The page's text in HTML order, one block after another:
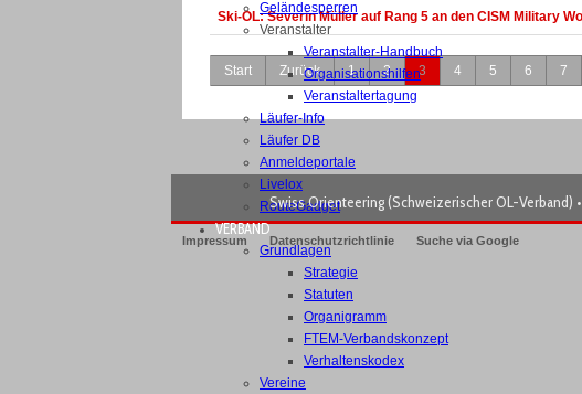
Geländesperren
Veranstalter
Veranstalter-Handbuch
Organisationshilfen
Veranstaltertagung
Läufer-Info
Läufer DB
Anmeldeportale
Livelox
RouteGadget
VERBAND
Grundlagen
Strategie
Statuten
Organigramm
FTEM-Verbandskonzept
Verhaltenskodex
Vereine
Ski-OL: Severin Müller auf Rang 5 an den CISM Military
Start Zurück 1 2 3 4 5 6 7
Swiss Orienteering (Schweizerischer OL-Verband)
Impressum Datenschutzrichtlinie Suche via Google